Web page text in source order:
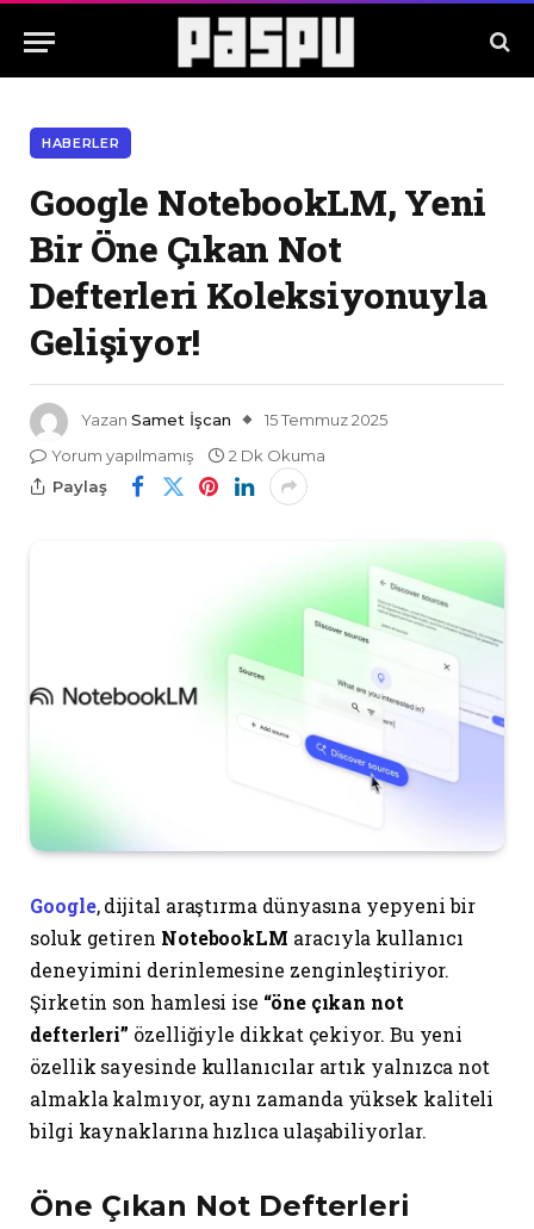
HABERLER
Google NotebookLM, Yeni
Bir Öne Çıkan Not
Defterleri Koleksiyonuyla
Gelişiyor!
Yazan Samet İşcan
15 Temmuz 2025
Yorum yapılmamış
2 Dk Okuma
Paylaş
Google, dijital araştırma dünyasına yepyeni bir
soluk getiren NotebookLM aracıyla kullanıcı
deneyimini derinlemesine zenginleştiriyor.
Şirketin son hamlesi ise “öne çıkan not
defterleri” özelliğiyle dikkat çekiyor. Bu yeni
özellik sayesinde kullanıcılar artık yalnızca not
almakla kalmıyor, aynı zamanda yüksek kaliteli
bilgi kaynaklarına hızlıca ulaşabiliyorlar.
Öne Çıkan Not Defterleri